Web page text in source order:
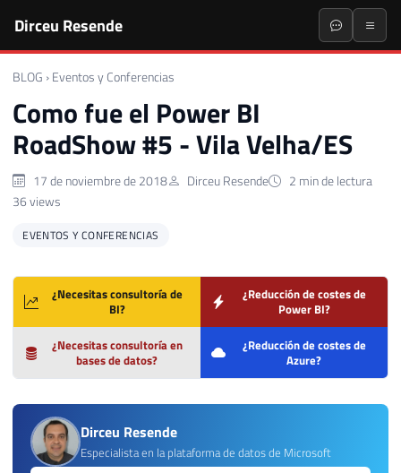
Dirceu Resende
BLOG › Eventos y Conferencias
Como fue el Power BI
RoadShow #5 - Vila Velha/ES
17 de noviembre de 2018 Dirceu Resende
2 min de lectura
36 views
EVENTOS Y CONFERENCIAS
¿Necesitas consultoría de
BI?
¿Reducción de costes de
Power BI?
¿Necesitas consultoría en
bases de datos?
¿Reducción de costes de
Azure?
Dirceu Resende
Especialista en la plataforma de datos de Microsoft